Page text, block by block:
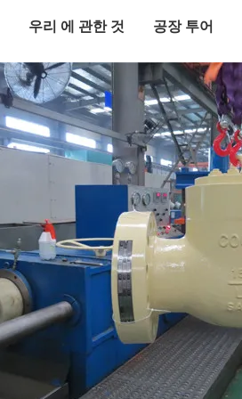
우리 에 관한 것 공장 투어